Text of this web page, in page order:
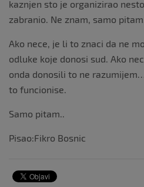
kaznjen sto je organizirao
zabranio. Ne znam, samo
Ako nece, je li to znaci da ne
odluke koje donosi sud. Ako
onda donosili to ne
to funcionise.
Samo pitam..
Pisao:Fikro Bosnic